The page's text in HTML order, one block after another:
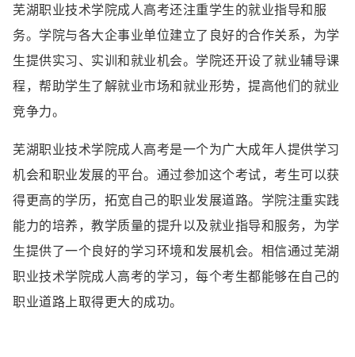
芜湖职业技术学院成人高考还注重学生的就业指导和服
务。学院与各大企事业单位建立了良好的合作关系，为学
生提供实习、实训和就业机会。学院还开设了就业辅导课
程，帮助学生了解就业市场和就业形势，提高他们的就业
竞争力。
芜湖职业技术学院成人高考是一个为广大成年人提供学习
机会和职业发展的平台。通过参加这个考试，考生可以获
得更高的学历，拓宽自己的职业发展道路。学院注重实践
能力的培养，教学质量的提升以及就业指导和服务，为学
生提供了一个良好的学习环境和发展机会。相信通过芜湖
职业技术学院成人高考的学习，每个考生都能够在自己的
职业道路上取得更大的成功。